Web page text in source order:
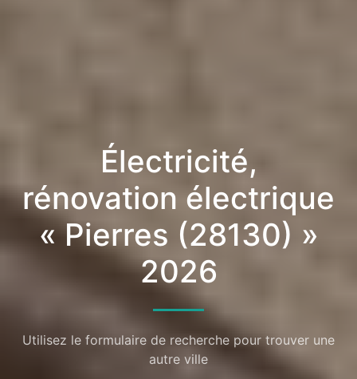
Électricité,
rénovation électrique
« Pierres (28130) »
2026
Utilisez le formulaire de recherche pour trouver une
autre ville